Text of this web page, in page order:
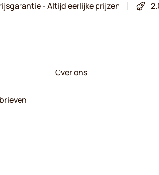
- Altijd eerlijke prijzen
Over ons